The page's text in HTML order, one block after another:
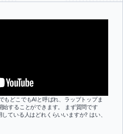
もどこでもAIと呼ばれ、ラップトップま
することができます。 まず質問です
ている人はどれくらいいますか? はい、